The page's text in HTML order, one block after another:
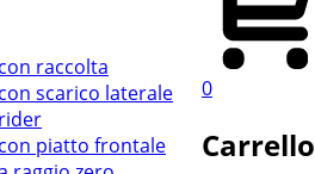
raccolta
scarico laterale
piatto frontale
0
Carrello